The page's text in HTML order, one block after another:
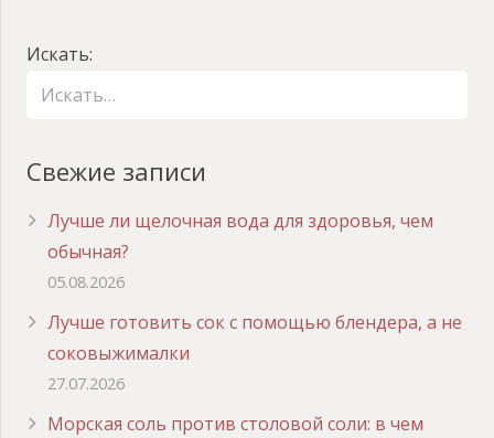
Искать:
Свежие записи
Лучше ли щелочная вода для здоровья, чем
обычная?
05.08.2026
Лучше готовить сок с помощью блендера, а не
соковыжималки
27.07.2026
Морская соль против столовой соли: в чем